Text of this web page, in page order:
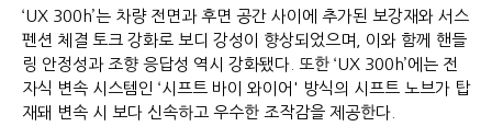
‘UX 300h’는 차량 전면과 후면 공간 사이에 추가된 보강재와 서스
펜션 체결 토크 강화로 보디 강성이 향상되었으며, 이와 함께 핸들
링 안정성과 조향 응답성 역시 강화됐다. 또한 ‘UX 300h’에는 전
자식 변속 시스템인 ‘시프트 바이 와이어' 방식의 시프트 노브가 탑
재돼 변속 시 보다 신속하고 우수한 조작감을 제공한다.